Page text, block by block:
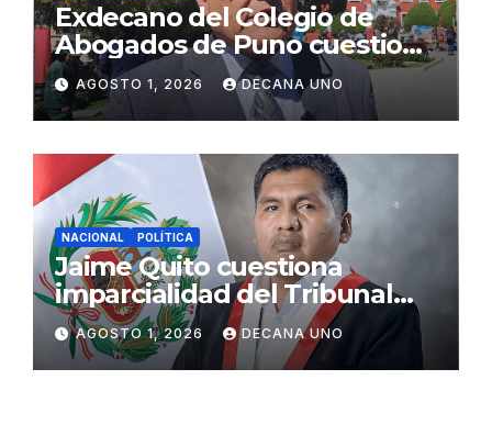
Exdecano del Colegio de
Abogados de Puno cuestiona
propuestas sobre seguridad
ciudadana
AGOSTO 1, 2026 DECANA UNO
NACIONAL POLÍTICA
Jaime Quito cuestiona
imparcialidad del Tribunal
Constitucional tras liberación
de Ollanta Humala
AGOSTO 1, 2026 DECANA UNO